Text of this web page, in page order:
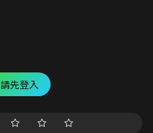
請先登入